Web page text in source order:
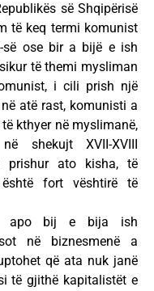
së Shqipërisë
të keq termi komunist
së ose bir a bijë e ish
të themi mysliman
i cili prish një
atë rast, komunisti a
kthyer në myslimanë,
shekujt XVII-XVIII
prishur ato kisha, të
fort vështirë të
apo bij e bija ish
në biznesmenë a
që ata nuk janë
të gjithë kapitalistët e